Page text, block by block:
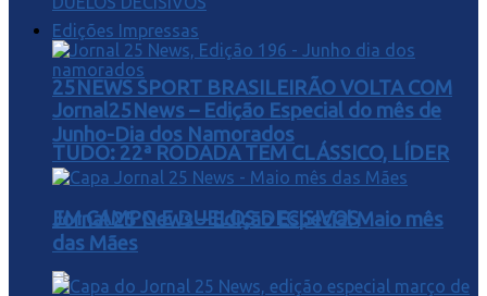
25NEWS SPORT BRASILEIRÃO VOLTA COM
TUDO: 22ª RODADA TEM CLÁSSICO, LÍDER
EM CAMPO E DUELOS DECISIVOS
Edições Impressas
Jornal25News – Edição Especial do mês de
Junho-Dia dos Namorados
Jornal 25 News – Edição Especial Maio mês
das Mães